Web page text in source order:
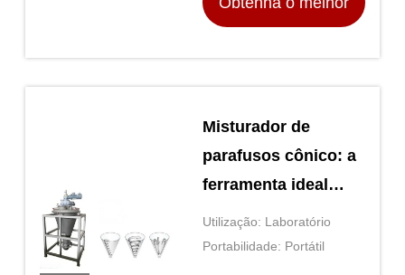
Misturador de
parafusos cônico: a
ferramenta ideal
para misturar e
misturar com
Utilização: Laboratório
Portabilidade: Portátil